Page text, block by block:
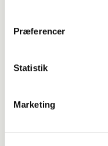
Præferencer
Statistik
Marketing